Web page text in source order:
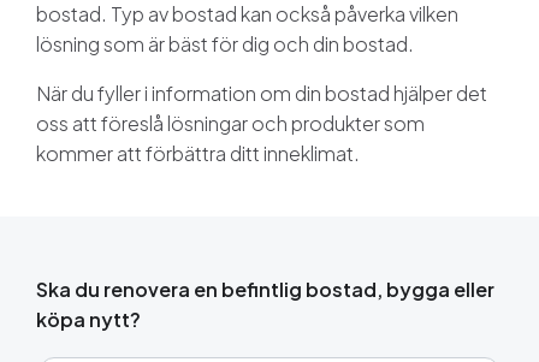
bostad. Typ av bostad kan också påverka vilken
lösning som är bäst för dig och din bostad.
När du fyller i information om din bostad hjälper det
oss att föreslå lösningar och produkter som
kommer att förbättra ditt inneklimat.
Ska du renovera en befintlig bostad, bygga eller
köpa nytt?